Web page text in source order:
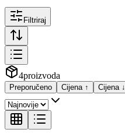
Filtriraj
4proizvoda
Preporučeno Cijena ↑ Cijena ↓